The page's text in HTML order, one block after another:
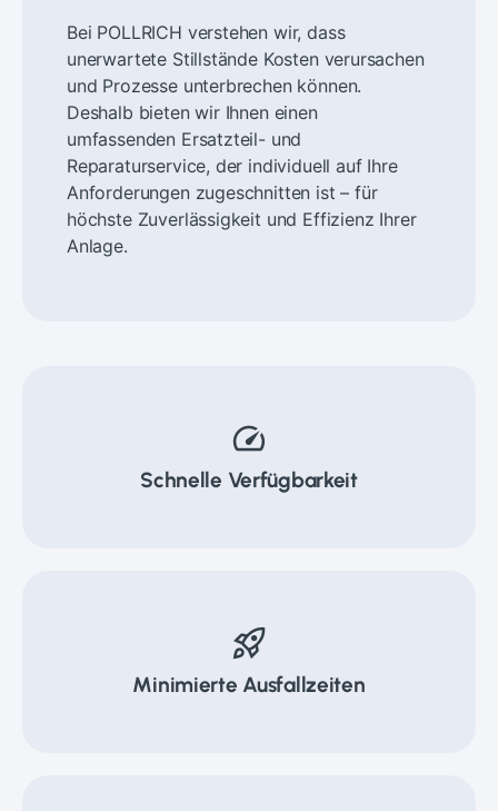
Bei POLLRICH verstehen wir, dass
unerwartete Stillstände Kosten verursachen
und Prozesse unterbrechen können.
Deshalb bieten wir Ihnen einen
umfassenden Ersatzteil- und
Reparaturservice, der individuell auf Ihre
Anforderungen zugeschnitten ist – für
höchste Zuverlässigkeit und Effizienz Ihrer
Anlage.
speed
Schnelle Verfügbarkeit
rocket_launch
Minimierte Ausfallzeiten